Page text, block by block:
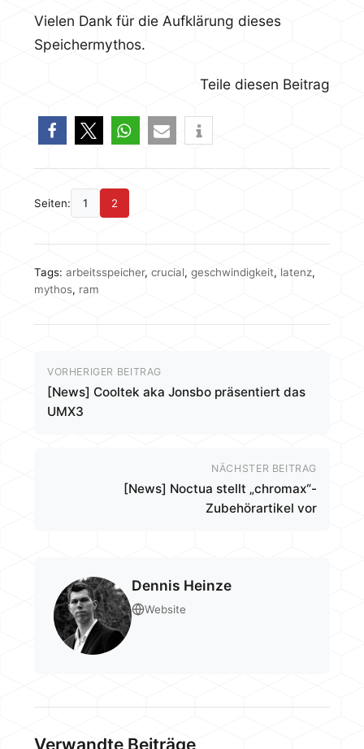
Vielen Dank für die Aufklärung dieses
Speichermythos.
Teile diesen Beitrag
Seiten: 1 2
Tags: arbeitsspeicher, crucial, geschwindigkeit, latenz,
mythos, ram
VORHERIGER BEITRAG
[News] Cooltek aka Jonsbo präsentiert das
UMX3
NÄCHSTER BEITRAG
[News] Noctua stellt „chromax“-
Zubehörartikel vor
Dennis Heinze
Website
Verwandte Beiträge